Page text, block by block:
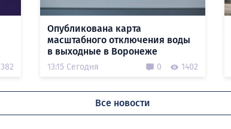
382
Опубликована карта
масштабного отключения воды
в выходные в Воронеже
13:15 Сегодня 0 1402
Все новости